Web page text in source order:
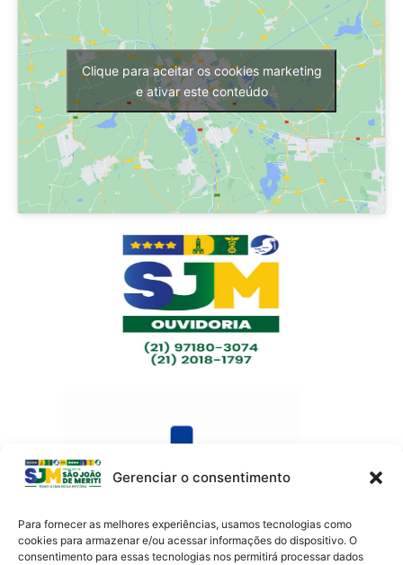
Gerenciar o consentimento
Para fornecer as melhores experiências, usamos tecnologias como
cookies para armazenar e/ou acessar informações do dispositivo. O
consentimento para essas tecnologias nos permitirá processar dados
Clique para aceitar os cookies marketing
e ativar este conteúdo